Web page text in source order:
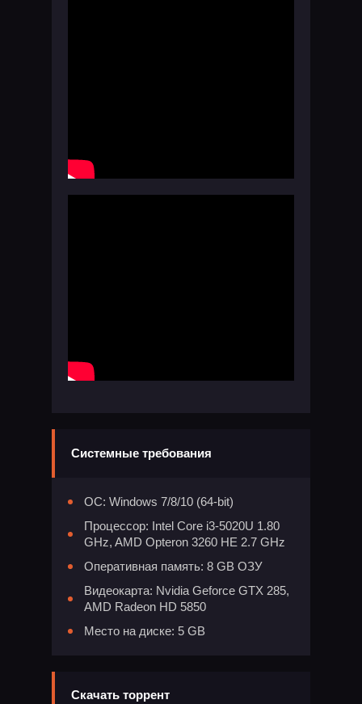
Системные требования
ОС: Windows 7/8/10 (64-bit)
Процессор: Intel Core i3-5020U 1.80
GHz, AMD Opteron 3260 HE 2.7 GHz
Оперативная память: 8 GB ОЗУ
Видеокарта: Nvidia Geforce GTX 285,
AMD Radeon HD 5850
Место на диске: 5 GB
Скачать торрент